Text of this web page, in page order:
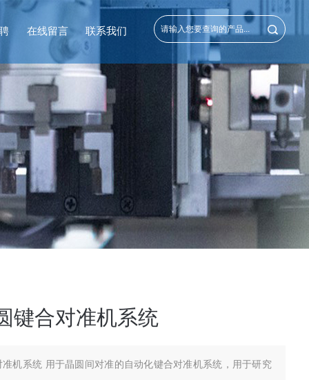
在线留言 联系我们
键合对准机系统
机系统 用于晶圆间对准的自动化键合对准机系统，用于研究